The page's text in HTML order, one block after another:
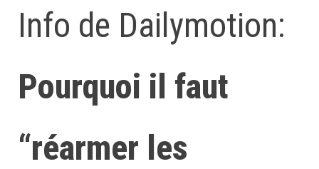
Info de Dailymotion:
Pourquoi il faut
“réarmer les